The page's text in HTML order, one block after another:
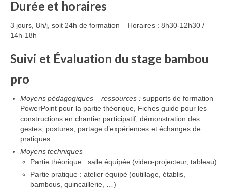
Durée et horaires
3 jours, 8h/j, soit 24h de formation – Horaires : 8h30-12h30 /
14h-18h
Suivi et Évaluation du stage bambou
pro
Moyens pédagogiques – ressources : supports de formation
PowerPoint pour la partie théorique, Fiches guide pour les
constructions en chantier participatif, démonstration des
gestes, postures, partage d’expériences et échanges de
pratiques
Moyens techniques
Partie théorique : salle équipée (video-projecteur, tableau)
Partie pratique : atelier équipé (outillage, établis,
bambous, quincaillerie, …)